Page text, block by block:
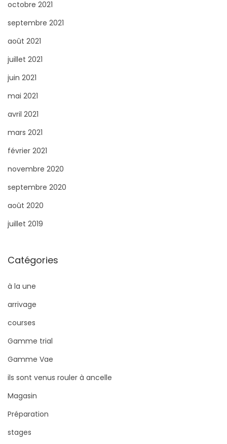
octobre 2021
septembre 2021
août 2021
juillet 2021
juin 2021
mai 2021
avril 2021
mars 2021
février 2021
novembre 2020
septembre 2020
août 2020
juillet 2019
Catégories
à la une
arrivage
courses
Gamme trial
Gamme Vae
ils sont venus rouler à ancelle
Magasin
Préparation
stages